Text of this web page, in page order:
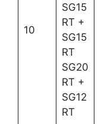
10
SG15
RT +
SG15
RT
SG20
RT +
SG12
RT